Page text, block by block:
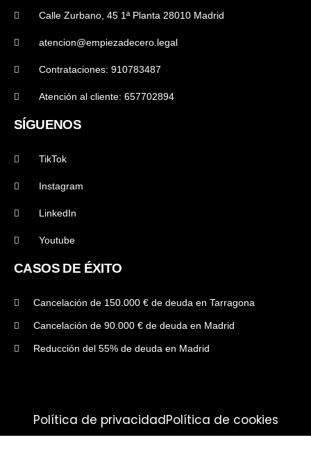
Calle Zurbano, 45 1ª Planta 28010 Madrid
atencion@empiezadecero.legal
Contrataciones: 910783487
Atención al cliente: 657702894
SÍGUENOS
TikTok
Instagram
LinkedIn
Youtube
CASOS DE ÉXITO
Cancelación de 150.000 € de deuda en Tarragona
Cancelación de 90.000 € de deuda en Madrid
Reducción del 55% de deuda en Madrid
Política de privacidadPolítica de cookies